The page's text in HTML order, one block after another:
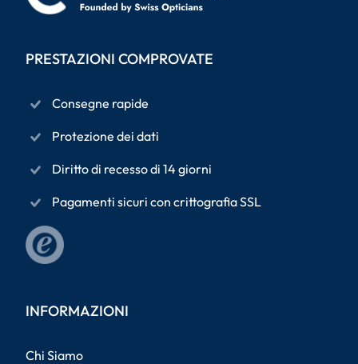
PRESTAZIONI COMPROVATE
Consegne rapide
Protezione dei dati
Diritto di recesso di 14 giorni
Pagamenti sicuri con crittografia SSL
INFORMAZIONI
Chi Siamo